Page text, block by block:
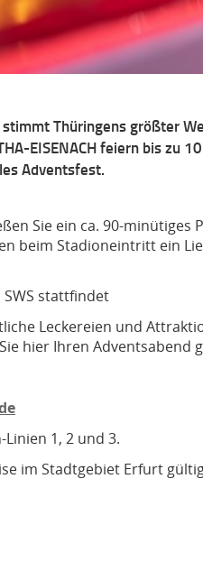
Thüringens größter
EISENACH feiern bis zu
Adventsfest.
Sie ein ca. 90-
beim Stadioneintritt ein
stattfindet
Leckereien und
hier Ihren Adventsabend
1, 2 und 3.
im Stadtgebiet Erfurt